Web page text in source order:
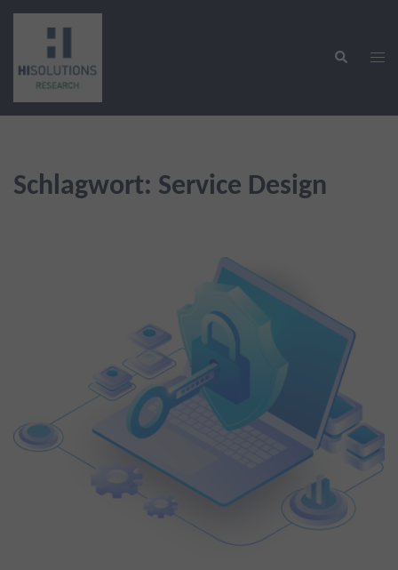
Zum
springen
Suche
Schlagwort: Service Design